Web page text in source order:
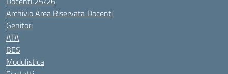
Archivio Area Riservata Docenti
Genitori
ATA
BES
Modulistica